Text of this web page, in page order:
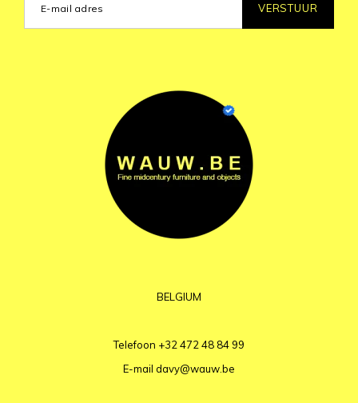
VERSTUUR
BELGIUM
Telefoon +32 472 48 84 99
E-mail davy@wauw.be